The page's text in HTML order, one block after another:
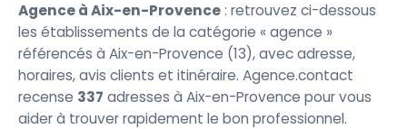
Agence à Aix-en-Provence: retrouvez ci-dessous
les établissements de la catégorie « agence »
référencés à Aix-en-Provence (13), avec adresse,
horaires, avis clients et itinéraire. Agence.contact
recense 337 adresses à Aix-en-Provence pour vous
aider à trouver rapidement le bon professionnel.